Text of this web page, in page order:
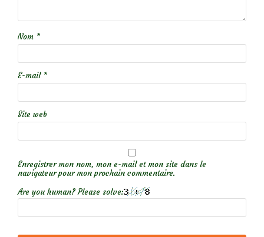
Nom *
E-mail *
Site web
Enregistrer mon nom, mon e-mail et mon site dans le
navigateur pour mon prochain commentaire.
Are you human? Please solve: